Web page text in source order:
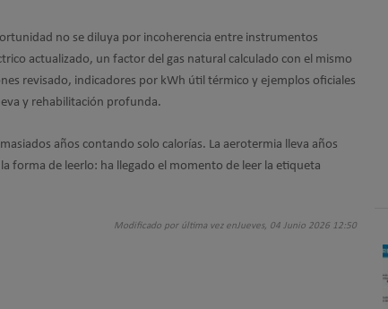
no se diluya por incoherencia entre instrumentos
actualizado, un factor del gas natural calculado con el mismo
revisado, indicadores por kWh útil térmico y ejemplos oficiales
y rehabilitación profunda.
años contando solo calorías. La aerotermia lleva años
forma de leerlo: ha llegado el momento de leer la etiqueta
Modificado por última vez enJueves, 04 Junio 2026 12:50